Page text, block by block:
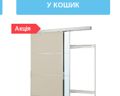
У КОШИК
Акція